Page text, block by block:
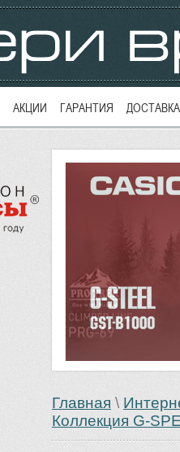
АКЦИИ ГАРАНТИЯ ДОСТАВКА
Главная \
Коллекция G-